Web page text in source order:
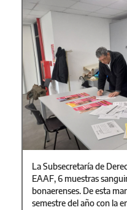
La Subsecretaría de
EAAF, 6 muestras
bonaerenses. De esta
semestre del año con la